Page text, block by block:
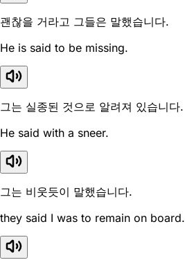
괜찮을 거라고 그들은 말했습니다.
He is said to be missing.
그는 실종된 것으로 알려져 있습니다.
He said with a sneer.
그는 비웃듯이 말했습니다.
they said I was to remain on board.